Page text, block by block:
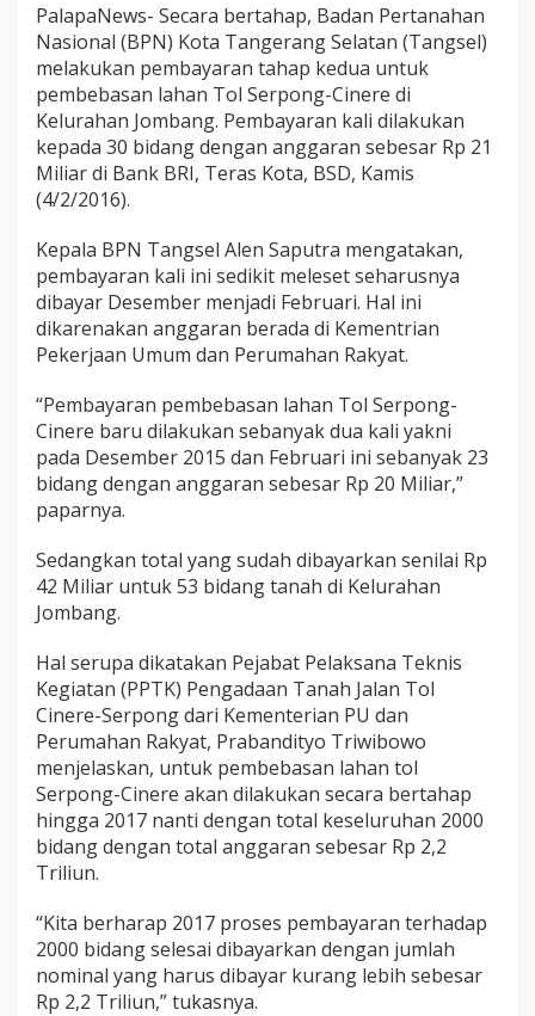
PalapaNews- Secara bertahap, Badan Pertanahan
Nasional (BPN) Kota Tangerang Selatan (Tangsel)
melakukan pembayaran tahap kedua untuk
pembebasan lahan Tol Serpong-Cinere di
Kelurahan Jombang. Pembayaran kali dilakukan
kepada 30 bidang dengan anggaran sebesar Rp 21
Miliar di Bank BRI, Teras Kota, BSD, Kamis
(4/2/2016).
Kepala BPN Tangsel Alen Saputra mengatakan,
pembayaran kali ini sedikit meleset seharusnya
dibayar Desember menjadi Februari. Hal ini
dikarenakan anggaran berada di Kementrian
Pekerjaan Umum dan Perumahan Rakyat.
“Pembayaran pembebasan lahan Tol Serpong-
Cinere baru dilakukan sebanyak dua kali yakni
pada Desember 2015 dan Februari ini sebanyak 23
bidang dengan anggaran sebesar Rp 20 Miliar,”
paparnya.
Sedangkan total yang sudah dibayarkan senilai Rp
42 Miliar untuk 53 bidang tanah di Kelurahan
Jombang.
Hal serupa dikatakan Pejabat Pelaksana Teknis
Kegiatan (PPTK) Pengadaan Tanah Jalan Tol
Cinere-Serpong dari Kementerian PU dan
Perumahan Rakyat, Prabandityo Triwibowo
menjelaskan, untuk pembebasan lahan tol
Serpong-Cinere akan dilakukan secara bertahap
hingga 2017 nanti dengan total keseluruhan 2000
bidang dengan total anggaran sebesar Rp 2,2
Triliun.
“Kita berharap 2017 proses pembayaran terhadap
2000 bidang selesai dibayarkan dengan jumlah
nominal yang harus dibayar kurang lebih sebesar
Rp 2,2 Triliun,” tukasnya.